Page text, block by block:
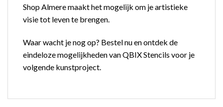
Shop Almere maakt het mogelijk om je artistieke
visie tot leven te brengen.
Waar wacht je nog op? Bestel nu en ontdek de
eindeloze mogelijkheden van QBIX Stencils voor je
volgende kunstproject.